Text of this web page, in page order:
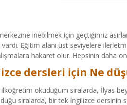
inebilmek için geçtiğimiz
Eğitim alanı üst seviyelere
hakaret olur. Hepsinin daha
dersleri için Ne
okuduğum sıralarda, İlyas
sıralarda, bir tek İngilizce dersinin